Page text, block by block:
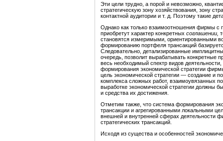
Эти цели трудно, а порой и невозможно,
стратегическую зону хозяйствования, зону
контактной аудитории и т. д. Поэтому такие
Однако как только взаимоотношения фирмы с
приобретут характер конкретных соглашении,
становятся измеримыми, ориентированными
формированию портфеля трансакций
Следовательно, детализированные
очередь, позволит вырабатывать конкретные
весь необходимый спектр видов
формирования экономической стратегии
цель экономической стратегии — создание и
комплекса сложных работ, взаимоувя­занных
выработке экономической страте­гии должны
и средства их дости­жения.
Отметим также, что система формирования
трансакции и агрегированными локальными
внешней и внутренней сферах деятельности
стратегических трансакций.
Исходя из существа и особенностей